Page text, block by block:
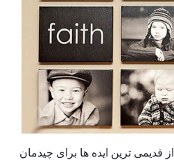
قدیمی ترین ایده ها برای چیدمان